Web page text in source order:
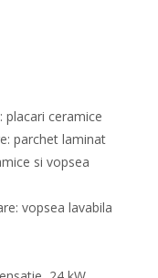
placari ceramice
parchet laminat
si vopsea
vopsea lavabila